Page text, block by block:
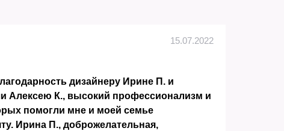
15.07.2022
дизайнеру Ирине П. и
Алексею К., высокий профессионализм и
помогли мне и моей семье
Ирина П., доброжелательная,